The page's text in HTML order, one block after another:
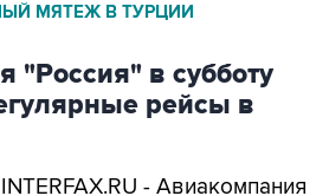
МЯТЕЖ В ТУРЦИИ
"Россия" в субботу
рейсы в
- Авиакомпания